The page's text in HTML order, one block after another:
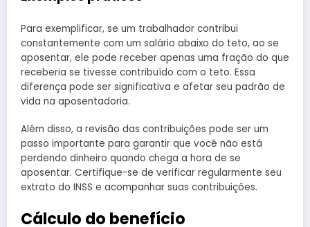
Para exemplificar, se um trabalhador contribui
constantemente com um salário abaixo do teto, ao se
aposentar, ele pode receber apenas uma fração do que
receberia se tivesse contribuído com o teto. Essa
diferença pode ser significativa e afetar seu padrão de
vida na aposentadoria.
Além disso, a revisão das contribuições pode ser um
passo importante para garantir que você não está
perdendo dinheiro quando chega a hora de se
aposentar. Certifique-se de verificar regularmente seu
extrato do INSS e acompanhar suas contribuições.
Cálculo do benefício